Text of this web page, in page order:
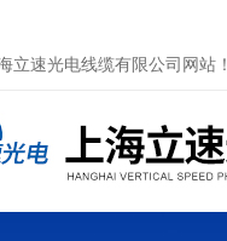
立速光电线缆有限公司网站！